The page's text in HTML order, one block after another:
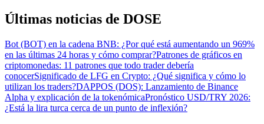
Últimas noticias de DOSE
Bot (BOT) en la cadena BNB: ¿Por qué está aumentando un 969%
en las últimas 24 horas y cómo comprar?Patrones de gráficos en
criptomonedas: 11 patrones que todo trader debería
conocerSignificado de LFG en Crypto: ¿Qué significa y cómo lo
utilizan los traders?DAPPOS (DOS): Lanzamiento de Binance
Alpha y explicación de la tokenómicaPronóstico USD/TRY 2026:
¿Está la lira turca cerca de un punto de inflexión?